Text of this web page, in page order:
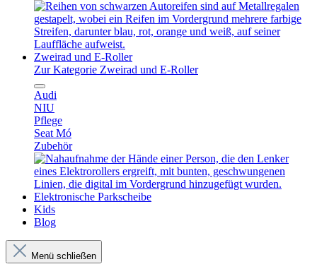
Zweirad und E-Roller
Zur Kategorie Zweirad und E-Roller
Audi
NIU
Pflege
Seat Mó
Zubehör
Elektronische Parkscheibe
Kids
Blog
Menü schließen